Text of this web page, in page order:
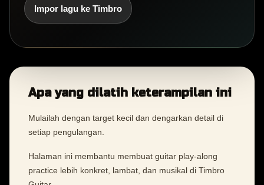
Impor lagu ke Timbro
Apa yang dilatih keterampilan ini
Mulailah dengan target kecil dan dengarkan detail di
setiap pengulangan.
Halaman ini membantu membuat guitar play-along
practice lebih konkret, lambat, dan musikal di Timbro